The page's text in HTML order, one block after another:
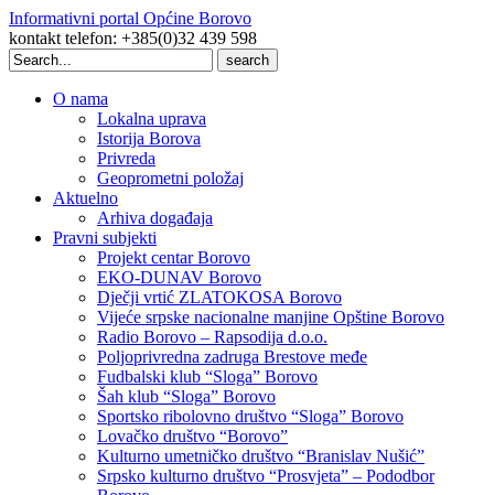
Informativni portal Općine Borovo
kontakt telefon: +385(0)32 439 598
Search
for:
O nama
Lokalna uprava
Istorija Borova
Privreda
Geoprometni položaj
Aktuelno
Arhiva događaja
Pravni subjekti
Projekt centar Borovo
EKO-DUNAV Borovo
Dječji vrtić ZLATOKOSA Borovo
Vijeće srpske nacionalne manjine Opštine Borovo
Radio Borovo – Rapsodija d.o.o.
Poljoprivredna zadruga Brestove međe
Fudbalski klub “Sloga” Borovo
Šah klub “Sloga” Borovo
Sportsko ribolovno društvo “Sloga” Borovo
Lovačko društvo “Borovo”
Kulturno umetničko društvo “Branislav Nušić”
Srpsko kulturno društvo “Prosvjeta” – Pododbor